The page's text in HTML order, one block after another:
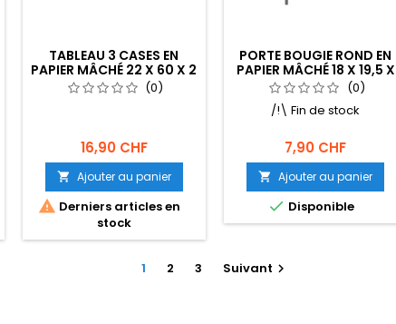
TABLEAU 3 CASES EN
PAPIER MÂCHÉ 22 X 60 X 2
CM
(0)
16,90 CHF
 Ajouter au panier
 Derniers articles en
stock
PORTE BOUGIE ROND EN
PAPIER MÂCHÉ 18 X 19,5 X
6 CM
(0)
/!\ Fin de stock
7,90 CHF
 Ajouter au panier
 Disponible
1 2 3 Suivant 